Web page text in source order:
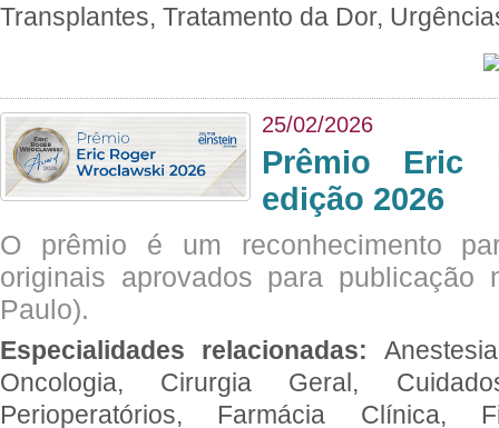
Transplantes, Tratamento da Dor,
25/02/2026
Prêmio Eric
edição 2026
O prêmio é um reconhecimento
originais aprovados para publicação
Paulo).
Especialidades relacionadas:
Oncologia, Cirurgia Geral,
Perioperatórios, Farmácia Clínica,